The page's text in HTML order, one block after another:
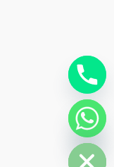
Hide
chaty